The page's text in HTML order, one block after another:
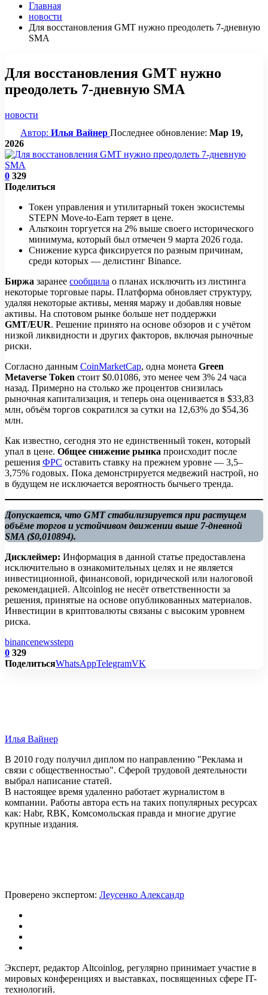
Главная
новости
Для восстановления GMT нужно преодолеть 7-дневную
SMA
Для восстановления GMT нужно
преодолеть 7-дневную SMA
новости
Автор: Илья Вайнер Последнее обновление: Мар 19,
2026
0 329
Поделиться
Токен управления и утилитарный токен экосистемы
STEPN Move-to-Earn теряет в цене.
Альткоин торгуется на 2% выше своего исторического
минимума, который был отмечен 9 марта 2026 года.
Снижение курса фиксируется по разным причинам,
среди которых — делистинг Binance.
Биржа заранее сообщила о планах исключить из листинга
некоторые торговые пары. Платформа обновляет структуру,
удаляя некоторые активы, меняя маржу и добавляя новые
активы. На спотовом рынке больше нет поддержки
GMT/EUR. Решение принято на основе обзоров и с учётом
низкой ликвидности и других факторов, включая рыночные
риски.
Согласно данным CoinMarketCap, одна монета Green
Metaverse Token стоит $0.01086, это менее чем 3% 24 часа
назад. Примерно на столько же процентов снизилась
рыночная капитализация, и теперь она оценивается в $33,83
млн, объём торгов сократился за сутки на 12,63% до $54,36
млн.
Как известно, сегодня это не единственный токен, который
упал в цене. Общее снижение рынка происходит после
решения ФРС оставить ставку на прежнем уровне — 3,5–
3,75% годовых. Пока демонстрируется медвежий настрой, но
в будущем не исключается вероятность бычьего тренда.
Допускается, что GMT стабилизируется при растущем
объёме торгов и устойчивом движении выше 7-дневной
SMA ($0,010894).
Дисклеймер: Информация в данной статье предоставлена
исключительно в ознакомительных целях и не является
инвестиционной, финансовой, юридической или налоговой
рекомендацией. Altcoinlog не несёт ответственности за
решения, принятые на основе опубликованных материалов.
Инвестиции в криптовалюты связаны с высоким уровнем
риска.
binancenewsstepn
0 329
ПоделитьсяWhatsAppTelegramVK
Илья Вайнер
В 2010 году получил диплом по направлению "Реклама и
связи с общественностью". Сферой трудовой деятельности
выбрал написание статей.
В настоящее время удаленно работает журналистом в
компании. Работы автора есть на таких популярных ресурсах
как: Habr, RBK, Комсомольская правда и многие другие
крупные издания.
Проверено экспертом: Леусенко Александр
Эксперт, редактор Altcoinlog, регулярно принимает участие в
мировых конференциях и выставках, посвященных сфере IT-
технологий.